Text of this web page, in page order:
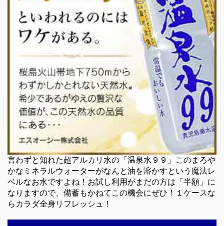
言わずと知れた超アルカリ水の「温泉水９９」このまろや
かなミネラルウォーターがなんと油を溶かすという魔法レ
ベルなお水ですよね！お試し利用がまだの方は「半額」に
なりますので、備蓄もかねてこの機会にぜひ！１ケースな
らカラダ全身リフレッシュ！